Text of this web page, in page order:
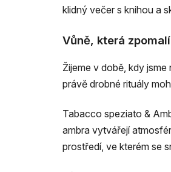
klidný večer s knihou a
Vůně, která
Žijeme v době, kdy
právě drobné rituály
Tabacco speziato &
ambra vytvářejí
prostředí, ve kterém se